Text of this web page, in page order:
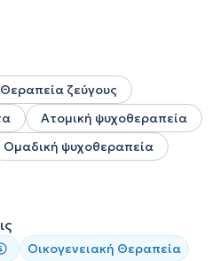
απευθύνονται σε γονείς και
γραφείο, στον Χολαργό, καθώς
νέους, ενήλικες,
του εμπειρία συμπεριλαμβάνει
ενδεικτικά, έχουν να κάνουν με
κατάθλιψης, των ψυχοσωματικών
και με θέματα
συγκρούσεων,
επικοινωνίας.
Θεραπεία ζεύγους
Ατομική ψυχοθεραπεία
Ομαδική ψυχοθεραπεία
Οικογενειακή Θεραπεία